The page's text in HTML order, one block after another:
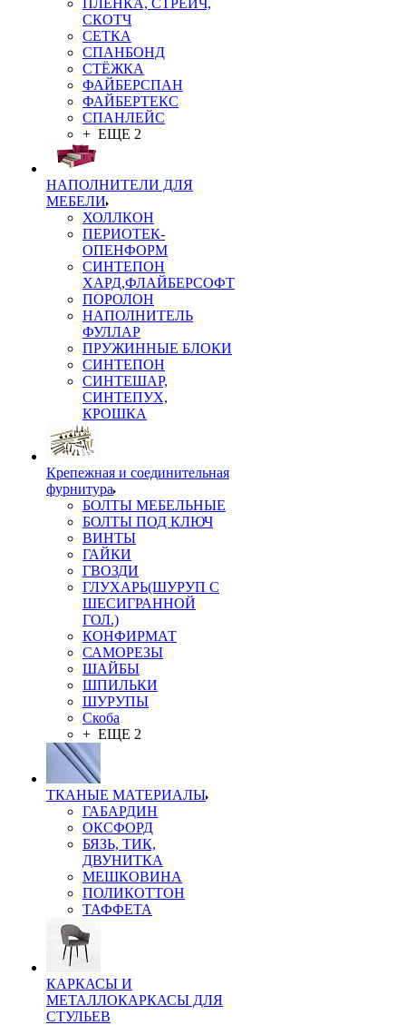
ПЛЁНКА, СТРЕЙЧ,
СКОТЧ
СЕТКА
СПАНБОНД
СТЁЖКА
ФАЙБЕРСПАН
ФАЙБЕРТЕКС
СПАНЛЕЙС
+ ЕЩЕ 2
НАПОЛНИТЕЛИ ДЛЯ
МЕБЕЛИ
ХОЛЛКОН
ПЕРИОТЕК-
ОПЕНФОРМ
СИНТЕПОН
ХАРД,ФЛАЙБЕРСОФТ
ПОРОЛОН
НАПОЛНИТЕЛЬ
ФУЛЛАР
ПРУЖИННЫЕ БЛОКИ
СИНТЕПОН
СИНТЕШАР,
СИНТЕПУХ,
КРОШКА
Крепежная и соединительная
фурнитура
БОЛТЫ МЕБЕЛЬНЫЕ
БОЛТЫ ПОД КЛЮЧ
ВИНТЫ
ГАЙКИ
ГВОЗДИ
ГЛУХАРЬ(ШУРУП С
ШЕСИГРАННОЙ
ГОЛ.)
КОНФИРМАТ
САМОРЕЗЫ
ШАЙБЫ
ШПИЛЬКИ
ШУРУПЫ
Скоба
+ ЕЩЕ 2
ТКАНЫЕ МАТЕРИАЛЫ
ГАБАРДИН
ОКСФОРД
БЯЗЬ, ТИК,
ДВУНИТКА
МЕШКОВИНА
ПОЛИКОТТОН
ТАФФЕТА
КАРКАСЫ И
МЕТАЛЛОКАРКАСЫ ДЛЯ
СТУЛЬЕВ